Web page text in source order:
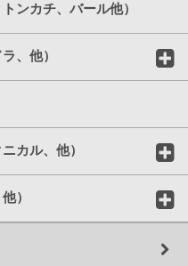
ンカチ、バール他）
、他）
カル、他）
）